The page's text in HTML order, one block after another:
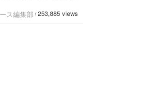
ス編集部 / 253,885 views